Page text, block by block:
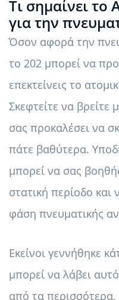
Τι σημαίνει
για την
Όσον αφορά την
το 202 μπορεί να
επεκτείνεις το
Σκεφτείτε να
σας προκαλέσει να
πάτε βαθύτερα.
μπορεί να σας
στατική περίοδο και
φάση πνευματικής
Εκείνοι γεννήθηκε
μπορεί να λάβει
από τα περισσότερα,